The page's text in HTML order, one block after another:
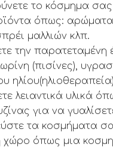
το κόσμημα σας
όπως:
μαλλιών κλπ.
την παρατεταμένη
(πισίνες),
λειαντικά υλικά
για να
τα κοσμήματα
χώρο όπως μια